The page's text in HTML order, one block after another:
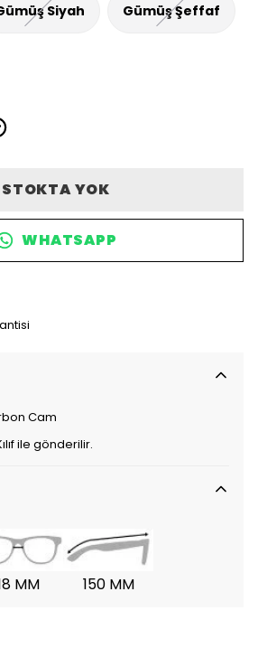
Siyah Gümüş Şeffaf
STOKTA YOK
WHATSAPP
Cam
ile gönderilir.
MM 150 MM